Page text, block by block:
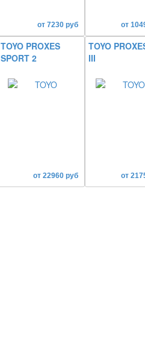
от 7230 руб от
TOYO PROXES
SPORT 2
от 22960 руб
TOYO
III
от